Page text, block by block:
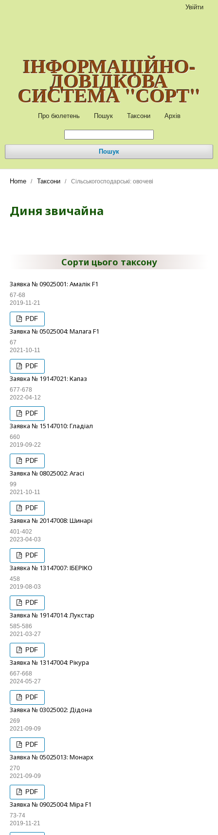
ІНФОРМАЦІЙНО-
ДОВІДКОВА
СИСТЕМА "СОРТ"
Про бюлетень Пошук Таксони Архів
Пошук
Увійти
Home / Таксони / Сільськогосподарські: овочеві
Диня звичайна
Сорти цього таксону
Заявка № 09025001: Амалік F1
67-68
2019-11-21
PDF
Заявка № 05025004: Малага F1
67
2021-10-11
PDF
Заявка № 19147021: Капаз
677-678
2022-04-12
PDF
Заявка № 15147010: Гладіал
660
2019-09-22
PDF
Заявка № 08025002: Агасі
99
2021-10-11
PDF
Заявка № 20147008: Шинарі
401-402
2023-04-03
PDF
Заявка № 13147007: ІБЕРІКО
458
2019-08-03
PDF
Заявка № 19147014: Лукстар
585-586
2021-03-27
PDF
Заявка № 13147004: Рікура
667-668
2024-05-27
PDF
Заявка № 03025002: Дідона
269
2021-09-09
PDF
Заявка № 05025013: Монарх
270
2021-09-09
PDF
Заявка № 09025004: Міра F1
73-74
2019-11-21